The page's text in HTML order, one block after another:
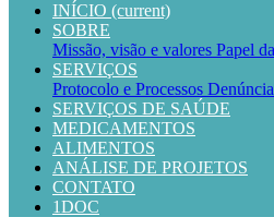
INÍCIO (current)
SOBRE
Missão, visão e valores Papel
SERVIÇOS
Protocolo e Processos
SERVIÇOS DE SAÚDE
MEDICAMENTOS
ALIMENTOS
ANÁLISE DE PROJETOS
CONTATO
1DOC